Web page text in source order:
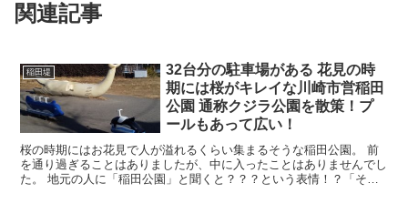
関連記事
稲田堤
32台分の駐車場がある 花見の時
期には桜がキレイな川崎市営稲田
公園 通称クジラ公園を散策！プ
ールもあって広い！
桜の時期にはお花見で人が溢れるくらい集まるそうな稲田公園。 前
を通り過ぎることはありましたが、中に入ったことはありませんでし
た。 地元の人に「稲田公園」と聞くと？？？という表情！？「それ